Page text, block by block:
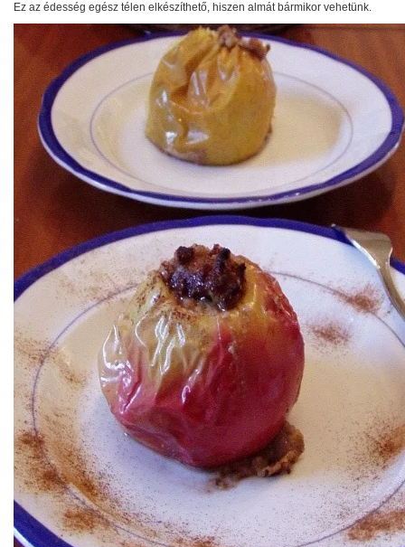
Ez az édesség egész télen elkészíthető, hiszen almát bármikor vehetünk.